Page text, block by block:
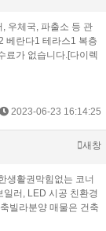
우체국, 파출소 등 관
베란다1 테라스1 복층
료가 없습니다.[다이렉
2023-06-23 16:14:25
새창
생활권막힘없는 코너
러, LED 시공 친환경
빌라분양 매물은 건축